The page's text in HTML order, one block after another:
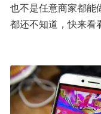
也不是任意商家都能
都还不知道，快来看